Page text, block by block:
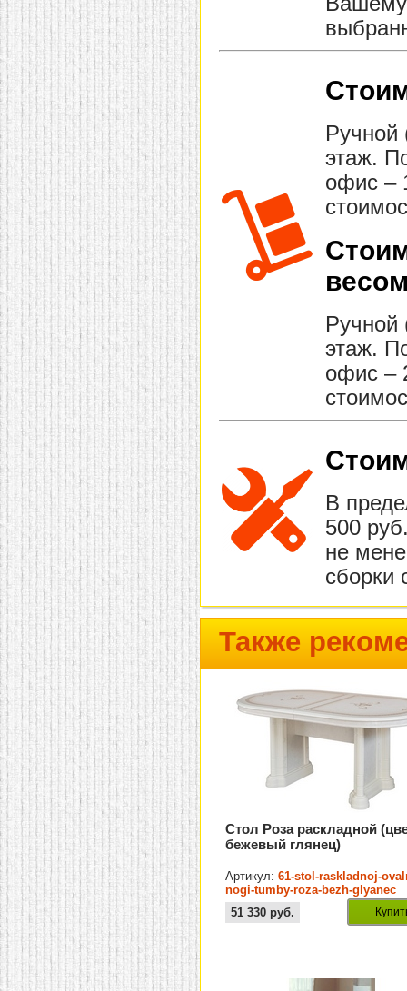
Ручной
этаж.
офис –
Ручной
этаж.
офис –
В
500
не
сборки
Также
Стол Роза раскладной
бежевый глянец)
Артикул:61-stol-raskladnoj-
nogi-tumby-roza-bezh-glyanec
51 330 руб.